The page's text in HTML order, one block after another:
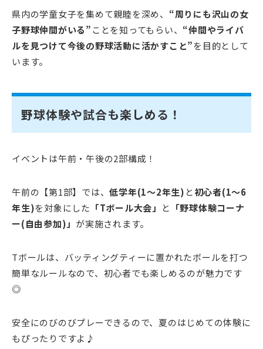
県内の学童女子を集めて親睦を深め、 “周りにも沢山の女
子野球仲間がいる”ことを知ってもらい、 “仲間やライバ
ルを見つけて今後の野球活動に活かすこと”を目的として
います。
野球体験や試合も楽しめる！
イベントは午前・午後の2部構成！
午前の【第1部】では、低学年(1～2年生) と初心者(1～6
年生)を対象にした 「Tボール大会」 と 「野球体験コーナ
ー(自由参加)」 が実施されます。
Tボールは、バッティングティーに置かれたボールを打つ
簡単なルールなので、初心者でも楽しめるのが魅力です
◎
安全にのびのびプレーできるので、夏のはじめての体験に
もぴったりですよ♪